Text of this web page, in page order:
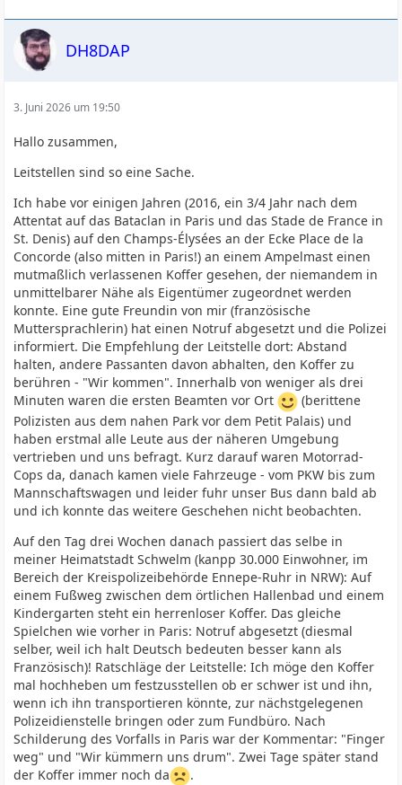
DH8DAP
3. Juni 2026 um 19:50
Hallo zusammen,
Leitstellen sind so eine Sache.
Ich habe vor einigen Jahren (2016, ein 3/4 Jahr nach dem
Attentat auf das Bataclan in Paris und das Stade de France in
St. Denis) auf den Champs-Élysées an der Ecke Place de la
Concorde (also mitten in Paris!) an einem Ampelmast einen
mutmaßlich verlassenen Koffer gesehen, der niemandem in
unmittelbarer Nähe als Eigentümer zugeordnet werden
konnte. Eine gute Freundin von mir (französische
Muttersprachlerin) hat einen Notruf abgesetzt und die Polizei
informiert. Die Empfehlung der Leitstelle dort: Abstand
halten, andere Passanten davon abhalten, den Koffer zu
berühren - "Wir kommen". Innerhalb von weniger als drei
Minuten waren die ersten Beamten vor Ort
(berittene
Polizisten aus dem nahen Park vor dem Petit Palais) und
haben erstmal alle Leute aus der näheren Umgebung
vertrieben und uns befragt. Kurz darauf waren Motorrad-
Cops da, danach kamen viele Fahrzeuge - vom PKW bis zum
Mannschaftswagen und leider fuhr unser Bus dann bald ab
und ich konnte das weitere Geschehen nicht beobachten.
Auf den Tag drei Wochen danach passiert das selbe in
meiner Heimatstadt Schwelm (kanpp 30.000 Einwohner, im
Bereich der Kreispolizeibehörde Ennepe-Ruhr in NRW): Auf
einem Fußweg zwischen dem örtlichen Hallenbad und einem
Kindergarten steht ein herrenloser Koffer. Das gleiche
Spielchen wie vorher in Paris: Notruf abgesetzt (diesmal
selber, weil ich halt Deutsch bedeuten besser kann als
Französisch)! Ratschläge der Leitstelle: Ich möge den Koffer
mal hochheben um festzusstellen ob er schwer ist und ihn,
wenn ich ihn transportieren könnte, zur nächstgelegenen
Polizeidienstelle bringen oder zum Fundbüro. Nach
Schilderung des Vorfalls in Paris war der Kommentar: "Finger
weg" und "Wir kümmern uns drum". Zwei Tage später stand
der Koffer immer noch da
.